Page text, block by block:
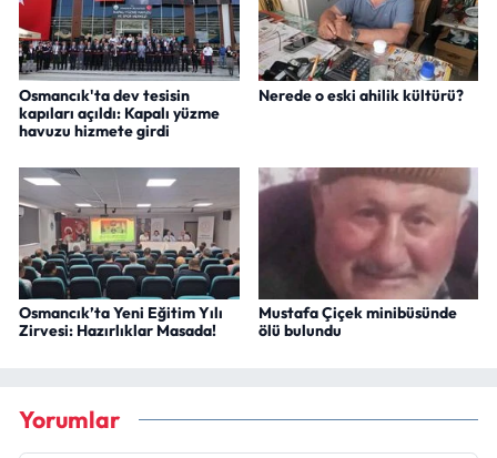
Osmancık'ta dev tesisin
kapıları açıldı: Kapalı yüzme
havuzu hizmete girdi
Nerede o eski ahilik kültürü?
Osmancık’ta Yeni Eğitim Yılı
Zirvesi: Hazırlıklar Masada!
Mustafa Çiçek minibüsünde
ölü bulundu
Yorumlar